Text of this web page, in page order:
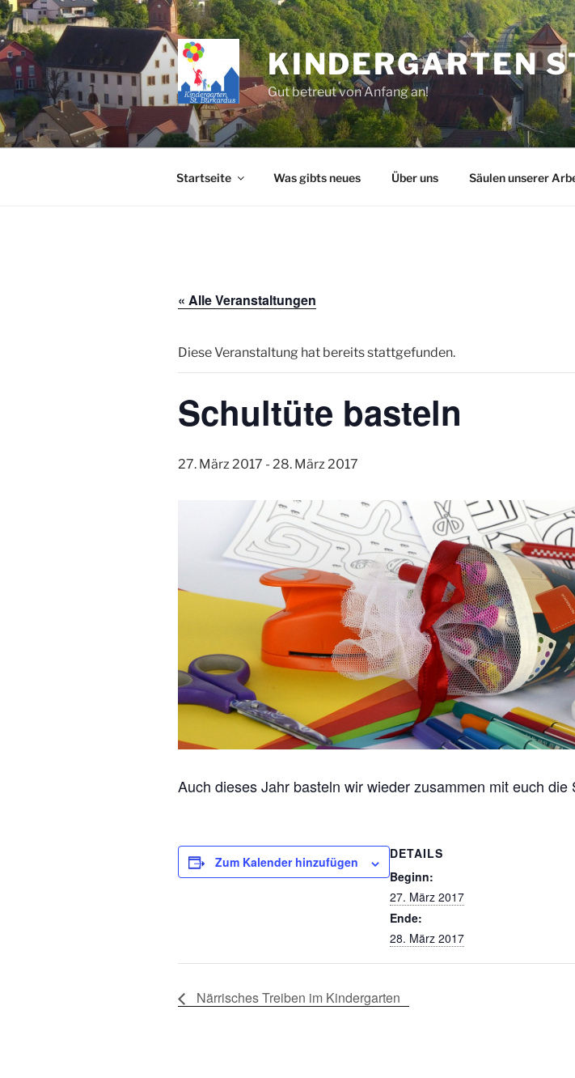
Zum
Inhalt
springen
KINDERGARTEN
Gut betreut von Anfang an!
Startseite Was gibts neues Über uns Säulen unserer
« Alle Veranstaltungen
Diese Veranstaltung hat bereits stattgefunden.
Schultüte basteln
27. März 2017 - 28. März 2017
Auch dieses Jahr basteln wir wieder zusammen mit euch
Zum Kalender hinzufügen
DETAILS
Beginn:
27. März 2017
Ende:
28. März 2017
Närrisches Treiben im Kindergarten